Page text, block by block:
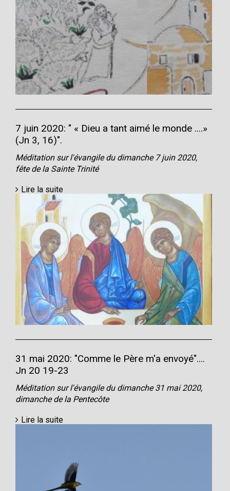
7 juin 2020: " « Dieu a tant aimé le monde ....»
(Jn 3, 16)".
Méditation sur l'évangile du dimanche 7 juin 2020,
fête de la Sainte Trinité
Lire la suite
31 mai 2020: "Comme le Père m'a envoyé"....
Jn 20 19-23
Méditation sur l'évangile du dimanche 31 mai 2020,
dimanche de la Pentecôte
Lire la suite